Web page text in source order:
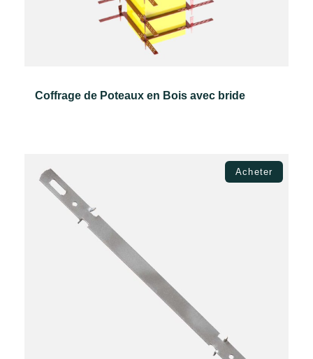
Coffrage de Poteaux en Bois avec bride
Acheter